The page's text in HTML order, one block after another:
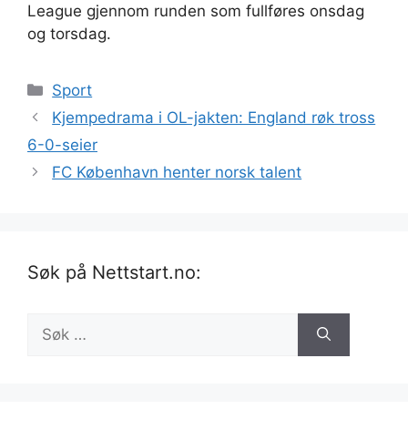
League gjennom runden som fullføres onsdag
og torsdag.
Kategorier
Sport
Kjempedrama i OL-jakten: England røk tross
6-0-seier
FC København henter norsk talent
Søk på Nettstart.no:
etter: